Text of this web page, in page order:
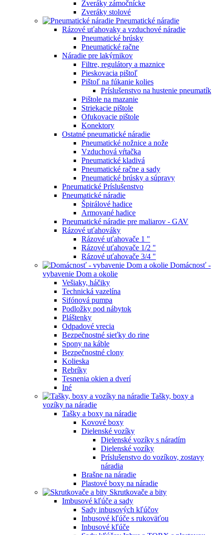
Zveráky zámočnícke
Zveráky stolové
Pneumatické náradie
Rázové uťahovaky a vzduchové náradie
Pneumatické brúsky
Pneumatické račne
Náradie pre lakýrnikov
Filtre, regulátory a maznice
Pieskovacia pištoľ
Pištoľ na fúkanie kolies
Príslušenstvo na hustenie pneumatík
Pištole na mazanie
Striekacie pištole
Ofukovacie pištole
Konektory
Ostatné pneumatické náradie
Pneumatické nožnice a nože
Vzduchová vŕtačka
Pneumatické kladivá
Pneumatické račne a sady
Pneumatické brúsky a súpravy
Pneumatické Príslušenstvo
Pneumatické náradie
Špirálové hadice
Armované hadice
Pneumatické náradie pre maliarov - GAV
Rázové uťahováky
Rázové uťahovače 1 "
Rázové uťahovače 1/2 "
Rázové uťahovače 3/4 "
Domácnosť -
vybavenie Dom a okolie
Vešiaky, háčiky
Technická vazelína
Sifónová pumpa
Podložky pod nábytok
Pláštenky
Odpadové vrecia
Bezpečnostné sieťky do rine
Spony na káble
Bezpečnostné clony
Kolieska
Rebríky
Tesnenia okien a dverí
Iné
Tašky, boxy a
vozíky na náradie
Tašky a boxy na náradie
Kovové boxy
Dielenské vozíky
Dielenské vozíky s náradím
Dielenské vozíky
Príslušenstvo do vozíkov, zostavy
náradia
Brašne na náradie
Plastové boxy na náradie
Skrutkovače a bity
Imbusové kľúče a sady
Sady inbusových kľúčov
Inbusové kľúče s rukoväťou
Inbusové kľúče